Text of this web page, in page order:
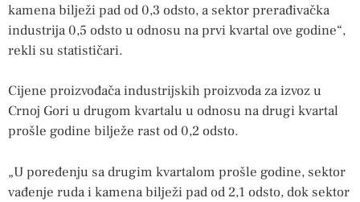
kamena bilježi pad od 0,3 odsto, a sektor prerađivačka
industrija 0,5 odsto u odnosu na prvi kvartal ove godine“,
rekli su statističari.
Cijene proizvođača industrijskih proizvoda za izvoz u
Crnoj Gori u drugom kvartalu u odnosu na drugi kvartal
prošle godine bilježe rast od 0,2 odsto.
„U poređenju sa drugim kvartalom prošle godine, sektor
vađenje ruda i kamena bilježi pad od 2,1 odsto, dok sektor